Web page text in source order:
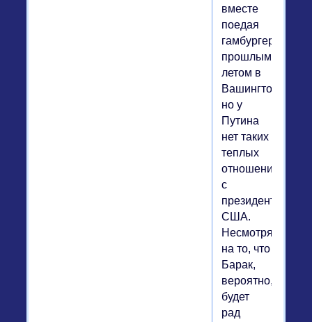
вместе
поедая
гамбургеры
прошлым
летом в
Вашингтоне,
но у
Путина
нет таких
теплых
отношений
с
президентом
США.
Несмотря
на то, что
Барак,
вероятно,
будет
рад